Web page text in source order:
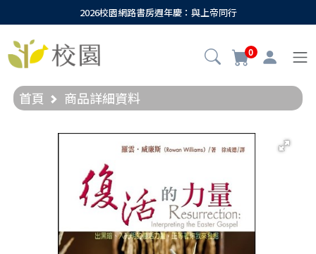
2026校園網路書房週年慶：與上帝同行
0
首頁 商品詳細資料